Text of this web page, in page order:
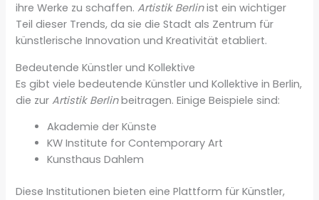
ihre Werke zu schaffen.Artistik Berlinist ein wichtiger
Teil dieser Trends, da sie die Stadt als Zentrum für
künstlerische Innovation und Kreativität etabliert.
Bedeutende Künstler und Kollektive
Es gibt viele bedeutende Künstler und Kollektive in Berlin,
die zurArtistik Berlinbeitragen. Einige Beispiele sind:
Akademie der Künste
KW Institute for Contemporary Art
Kunsthaus Dahlem
Diese Institutionen bieten eine Plattform für Künstler,